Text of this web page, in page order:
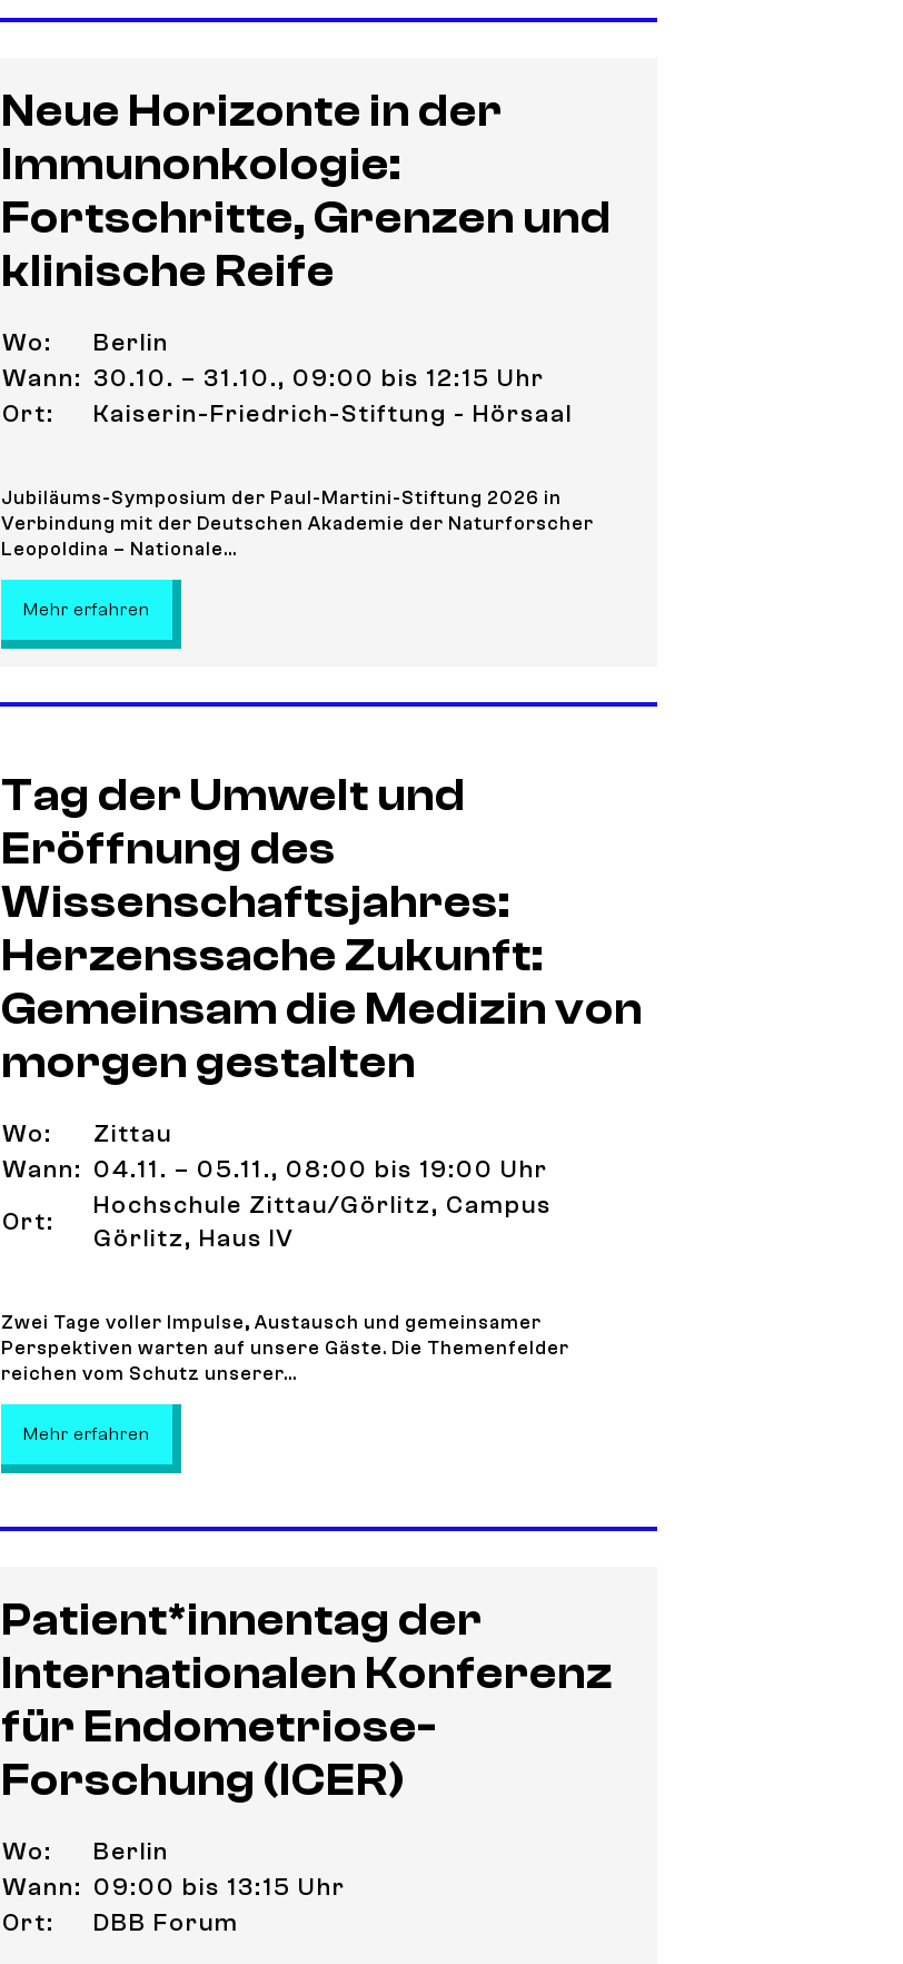
Neue Horizonte in der
Immunonkologie:
Fortschritte, Grenzen und
klinische Reife
Wo:
Berlin
Wann: 30.10. – 31.10., 09:00 bis 12:15 Uhr
Ort:
Kaiserin-Friedrich-Stiftung - Hörsaal
Jubiläums-Symposium der Paul-Martini-Stiftung 2026 in
Verbindung mit der Deutschen Akademie der Naturforscher
Leopoldina – Nationale...
Mehr erfahren
Tag der Umwelt und
Eröffnung des
Wissenschaftsjahres:
Herzenssache Zukunft:
Gemeinsam die Medizin von
morgen gestalten
Wo:
Zittau
Wann: 04.11. – 05.11., 08:00 bis 19:00 Uhr
Ort:
Hochschule Zittau/Görlitz, Campus
Görlitz, Haus IV
Zwei Tage voller Impulse, Austausch und gemeinsamer
Perspektiven warten auf unsere Gäste. Die Themenfelder
reichen vom Schutz unserer...
Mehr erfahren
Patient*innentag der
Internationalen Konferenz
für Endometriose-
Forschung (ICER)
Wo:
Berlin
Wann: 09:00 bis 13:15 Uhr
Ort:
DBB Forum